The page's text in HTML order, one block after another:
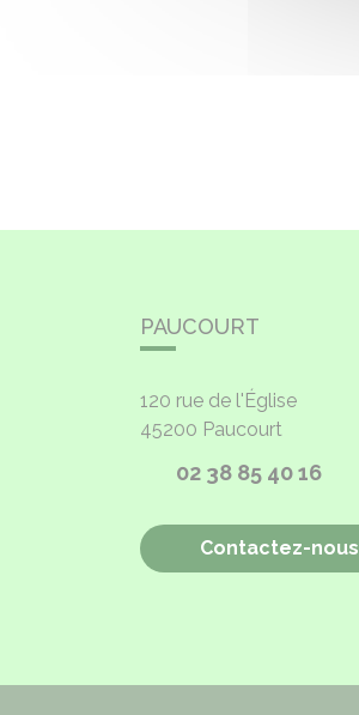
PAUCOURT
120 rue de l'Église
45200 Paucourt
02 38 85 40 16
Contactez-nous